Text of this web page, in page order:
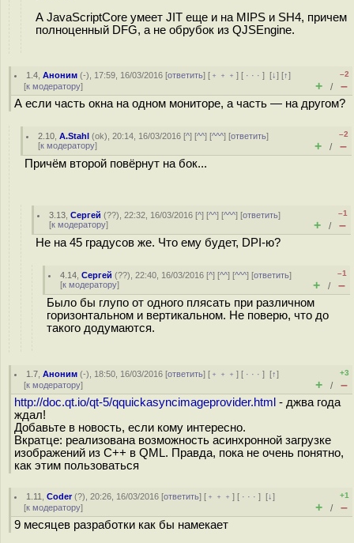
А JavaScriptCore умеет JIT еще и на MIPS и SH4, причем
полноценный DFG, а не обрубок из QJSEngine.
1.4 ,Аноним (-), 17:59, 16/03/2016 [ответить] [ ﹢﹢﹢] [ · · ·][↓] [↑]
[к модератору]
–2
+ / –
А если часть окна на одном мониторе, а часть — на другом?
2.10 ,A.Stahl (ok), 20:14, 16/03/2016 [^] [^^] [^^^] [ответить]
[к модератору]
–2
+ / –
Причём второй повёрнут на бок...
3.13 ,Сергей (??), 22:32, 16/03/2016 [^] [^^] [^^^] [ответить]
[к модератору]
–1
+ / –
Не на 45 градусов же. Что ему будет, DPI-ю?
4.14 ,Сергей (??), 22:40, 16/03/2016 [^] [^^] [^^^] [ответить]
[к модератору]
–1
+ / –
Было бы глупо от одного плясать при различном
горизонтальном и вертикальном. Не поверю, что до
такого додумаются.
1.7 ,Аноним (-), 18:50, 16/03/2016 [ответить] [ ﹢﹢﹢] [ · · ·][↑]
[к модератору]
+3
+ / –
http://doc.qt.io/qt-5/qquickasyncimageprovider.html - джва года
ждал!
Добавьте в новость, если кому интересно.
Вкратце: реализована возможность асинхронной загрузке
изображений из C++ в QML. Правда, пока не очень понятно,
как этим пользоваться
1.11 ,Coder(?), 20:26, 16/03/2016 [ответить] [ ﹢﹢﹢] [ · · ·][↓]
[к модератору]
+1
+ / –
9 месяцев разработки как бы намекает